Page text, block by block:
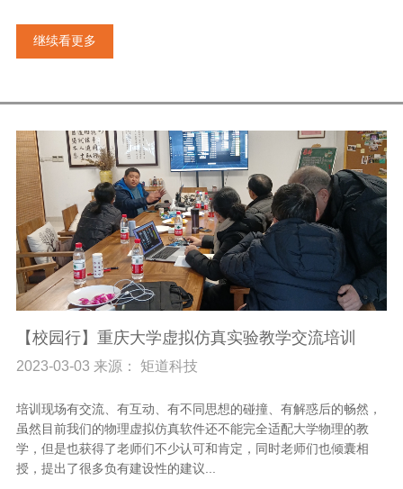
继续看更多
【校园行】重庆大学虚拟仿真实验教学交流培训
2023-03-03 来源： 矩道科技
培训现场有交流、有互动、有不同思想的碰撞、有解惑后的畅然，
虽然目前我们的物理虚拟仿真软件还不能完全适配大学物理的教
学，但是也获得了老师们不少认可和肯定，同时老师们也倾囊相
授，提出了很多负有建设性的建议...